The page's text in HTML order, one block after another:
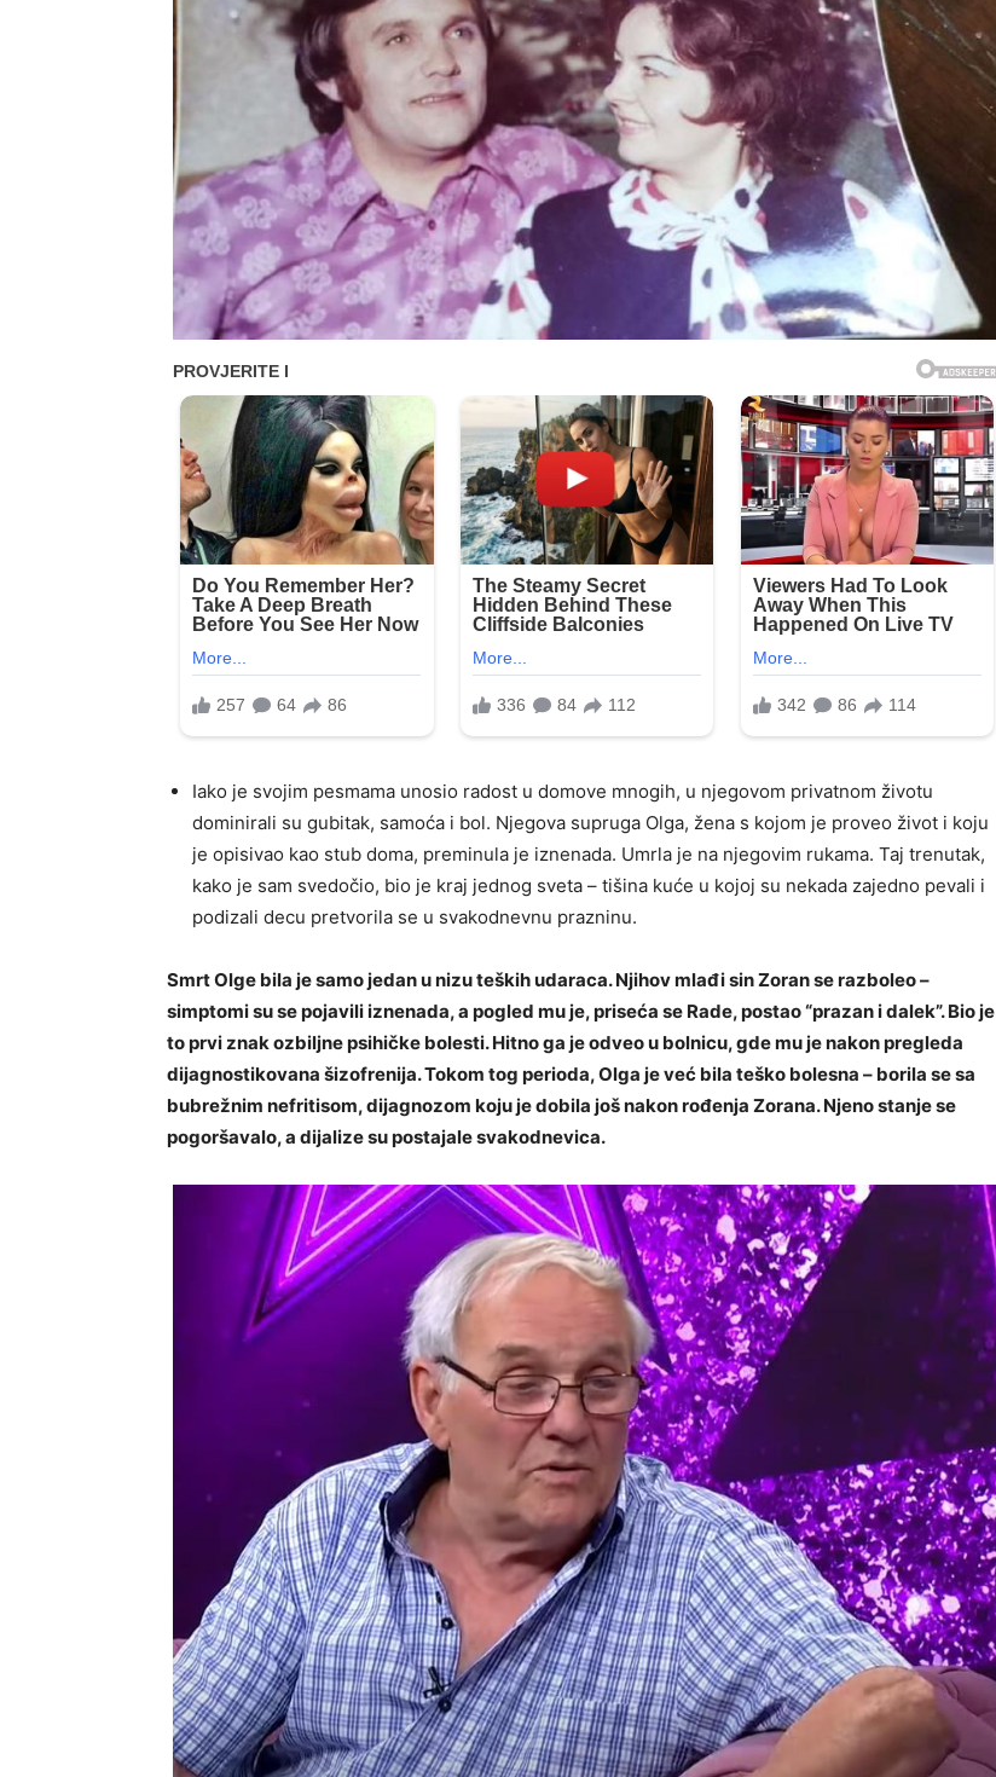
Iako je svojim pesmama unosio radost u domove mnogih, u njegovom privatnom životu
dominirali su gubitak, samoća i bol. Njegova supruga Olga, žena s kojom je proveo život i koju
je opisivao kao stub doma, preminula je iznenada. Umrla je na njegovim rukama. Taj trenutak,
kako je sam svedočio, bio je kraj jednog sveta – tišina kuće u kojoj su nekada zajedno pevali i
podizali decu pretvorila se u svakodnevnu prazninu.
Smrt Olge bila je samo jedan u nizu teških udaraca. Njihov mlađi sin Zoran se razboleo –
simptomi su se pojavili iznenada, a pogled mu je, priseća se Rade, postao “prazan i dalek”. Bio je
to prvi znak ozbiljne psihičke bolesti. Hitno ga je odveo u bolnicu, gde mu je nakon pregleda
dijagnostikovana šizofrenija. Tokom tog perioda, Olga je već bila teško bolesna – borila se sa
bubrežnim nefritisom, dijagnozom koju je dobila još nakon rođenja Zorana. Njeno stanje se
pogoršavalo, a dijalize su postajale svakodnevica.